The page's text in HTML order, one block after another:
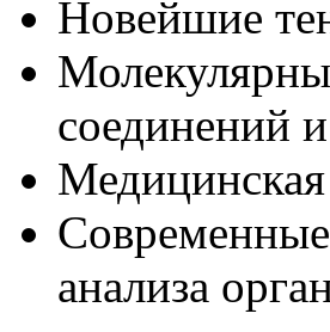
Новейшие
соединений
анализа